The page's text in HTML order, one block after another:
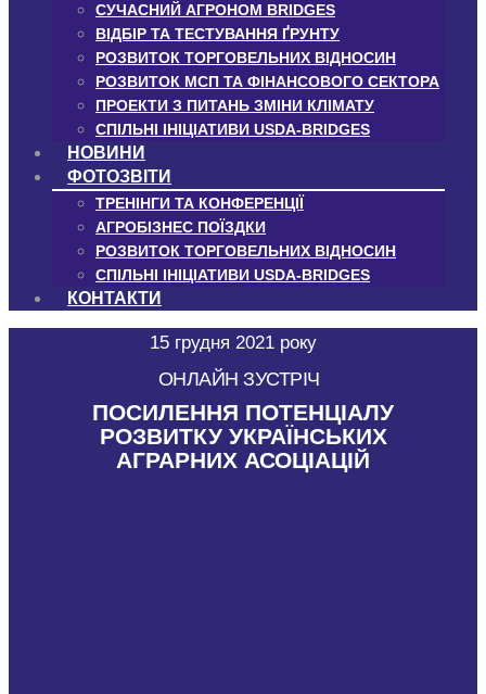
СУЧАСНИЙ АГРОНОМ BRIDGES
ВІДБІР ТА ТЕСТУВАННЯ ҐРУНТУ
РОЗВИТОК ТОРГОВЕЛЬНИХ ВІДНОСИН
РОЗВИТОК МСП ТА ФІНАНСОВОГО СЕКТОРА
ПРОЕКТИ З ПИТАНЬ ЗМІНИ КЛІМАТУ
СПІЛЬНІ ІНІЦІАТИВИ USDA-BRIDGES
НОВИНИ
ФОТОЗВІТИ
ТРЕНІНГИ ТА КОНФЕРЕНЦІЇ
АГРОБІЗНЕС ПОЇЗДКИ
РОЗВИТОК ТОРГОВЕЛЬНИХ ВІДНОСИН
СПІЛЬНІ ІНІЦІАТИВИ USDA-BRIDGES
КОНТАКТИ
ПОСИЛЕННЯ ПОТЕНЦІАЛУ
РОЗВИТКУ УКРАЇНСЬКИХ
АГРАРНИХ АСОЦІАЦІЙ
15 грудня 2021 року
ОНЛАЙН ЗУСТРІЧ